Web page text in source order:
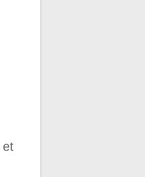
et